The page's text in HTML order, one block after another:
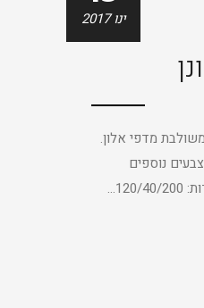
ינו 2017
מדפי אלון.
נוספים